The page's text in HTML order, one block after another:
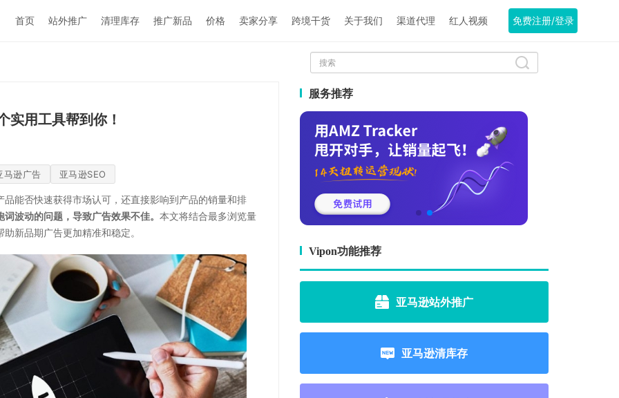
首页 站外推广 清理库存 推广新品 价格 卖家分享 跨境干货 关于我们 渠道代理 红人视频 免费注册/登录
实用工具帮到你！
马逊广告 亚马逊SEO
能否快速获得市场认可，还直接影响到产品的销量和排
波动的问题，导致广告效果不佳。 本文将结合最多浏览量
新品期广告更加精准和稳定。
服务推荐
Vipon功能推荐
亚马逊站外推广
亚马逊清库存